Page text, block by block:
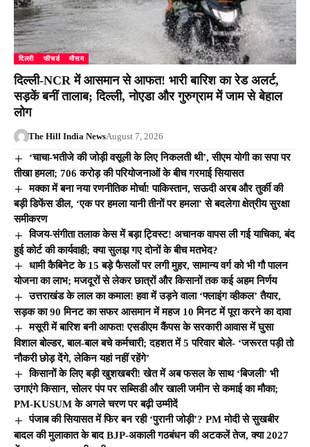
दिल्ली फीचर्ड मौसम
दिल्ली-NCR में आसमान से आफत! भारी बारिश का रेड अलर्ट,
सड़कें बनीं तालाब; दिल्ली, नोएडा और गुरुग्राम में जाम से बेहाल
लोग
The Hill India NewsAugust 7, 2026
‘चाचा-भतीजे की जोड़ी वसूली के लिए निकलती थी’, सीएम योगी का सपा पर
तीखा हमला; 706 करोड़ की परियोजनाओं के बीच गरमाई सियासत
मक्का में बना नया रणनीतिक मोर्चा! पाकिस्तान, सऊदी अरब और तुर्की की
बड़ी डिफेंस डील, ‘एक पर हमला यानी तीनों पर हमला’ से बदलेगा क्षेत्रीय सुरक्षा
समीकरण
विजय-संगीता तलाक केस में बड़ा ट्विस्ट! अचानक वापस ली गई याचिका, बंद
हुई कोर्ट की कार्यवाही; क्या सुलझ गए दोनों के बीच मतभेद?
धामी कैबिनेट के 15 बड़े फैसलों पर लगी मुहर, सामान्य वर्ग को भी गौ पालन
योजना का लाभ; मजदूरों से लेकर छात्रों और किसानों तक कई अहम निर्णय
उत्तराखंड के लाल का कमाल! हवा में उड़ने वाला ‘फ्लाइंग व्हीकल’ तैयार,
सड़क का 90 मिनट का सफर आसमान में महज 10 मिनट में पूरा करने का दावा
मसूरी में बारिश बनी आफत! एसडीएम कैंपस के सरकारी आवास में घुसा
विशाल बोल्डर, बाल-बाल बचे कर्मचारी; दहशत में 5 परिवार बोले- ‘जरूरत पड़ी तो
नौकरी छोड़ देंगे, लेकिन यहां नहीं रहेंगे’
किसानों के लिए बड़ी खुशखबरी! खेत में अब फसल के साथ ‘बिजली’ भी
उगाएंगे किसान, सोलर पंप पर सब्सिडी और खाली जमीन से कमाई का मौका;
PM-KUSUM के अगले चरण पर बढ़ी उम्मीदें
पंजाब की सियासत में फिर बन रही ‘पुरानी जोड़ी’? PM मोदी से सुखबीर
बादल की मुलाकात के बाद BJP-अकाली गठबंधन की अटकलें तेज, क्या 2027